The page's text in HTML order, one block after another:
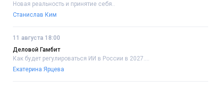
Новая реальность и принятие себя..
Станислав Ким
11 августа 18:00
Деловой Гамбит
Как будет регулироваться ИИ в России в 2027....
Екатерина Ярцева